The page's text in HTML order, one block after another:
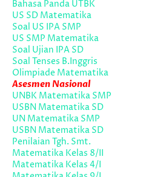
Bahasa Panda UTBK
US SD Matematika
Soal US IPA SMP
US SMP Matematika
Soal Ujian IPA SD
Soal Tenses B.Inggris
Olimpiade Matematika
Asesmen Nasional
UNBK Matematika SMP
USBN Matematika SD
UN Matematika SMP
USBN Matematika SD
Penilaian Tgh. Smt.
Matematika Kelas 8/II
Matematika Kelas 4/I